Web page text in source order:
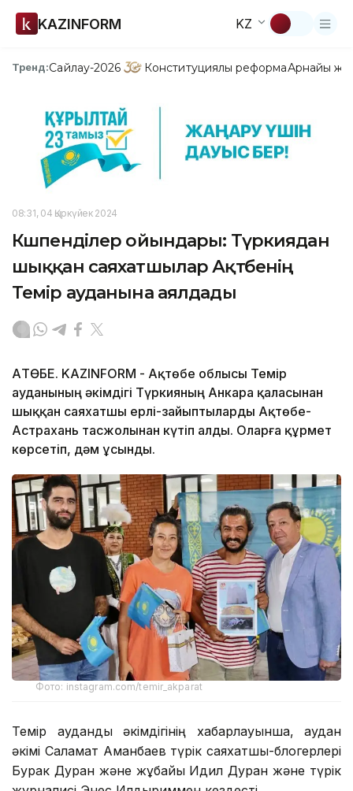
KAZINFORM KZ
Тренд:Сайлау-2026 Конституциялық реформаАрнайы
08:31, 04 Қыркүйек 2024
Көшпенділер ойындары: Түркиядан
шыққан саяхатшылар Ақтөбенің
Темір ауданына аялдады
АҚТӨБЕ. KAZINFORM - Ақтөбе облысы Темір
ауданының әкімдігі Түркияның Анкара қаласынан
шыққан саяхатшы ерлі-зайыптыларды Ақтөбе-
Астрахань тасжолынан күтіп алды. Оларға құрмет
көрсетіп, дәм ұсынды.
Фото: instagram.com/temir_akparat
Темір аудандық әкімдігінің хабарлауынша, аудан
әкімі Саламат Аманбаев түрік саяхатшы-блогерлері
Бурак Дуран және жұбайы Идил Дуран және түрік